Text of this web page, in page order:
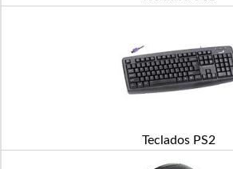
Teclados PS2